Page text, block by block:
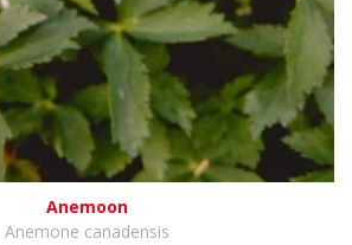
Anemoon
Anemone canadensis